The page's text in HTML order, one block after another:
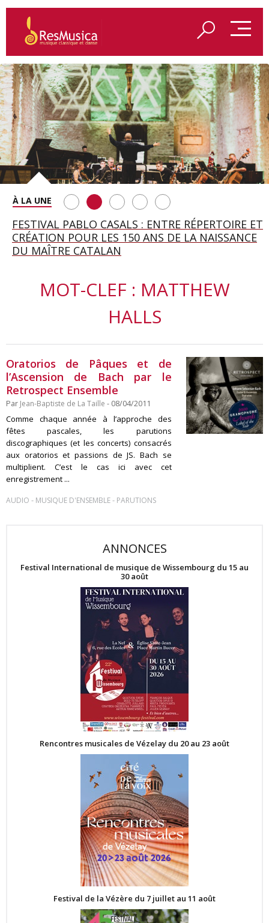
SAINT FRANÇOIS D’ASSISE À SALZBOURG, UNE
SOIRÉE IMMENSE PORTÉE PAR ROMEO
CASTELLUCCI ET MAXIME PASCAL
FESTIVAL PABLO CASALS : ENTRE RÉPERTOIRE ET
CRÉATION POUR LES 150 ANS DE LA NAISSANCE
DU MAÎTRE CATALAN
A BAYREUTH, LE 150E ANNIVERSAIRE DU RING
WAGNÉRIEN GÉNÉRÉ PAR L’IA
BETSY JOLAS FÊTE SON CENTIÈME
ANNIVERSAIRE
GEORGE BENJAMIN : « MES PARENTS AVAIENT
CETTE EXIGENCE DE L’OBJET CISELÉ »
MOT-CLEF : MATTHEW
HALLS
Oratorios de Pâques et de
l’Ascension de Bach par le
Retrospect Ensemble
Par Jean-Baptiste de La Taille - 08/04/2011
Comme chaque année à l’approche des
fêtes pascales, les parutions
discographiques (et les concerts) consacrés
aux oratorios et passions de JS. Bach se
multiplient. C’est le cas ici avec cet
enregistrement ...
AUDIO - MUSIQUE D'ENSEMBLE- PARUTIONS
ANNONCES
Festival International de musique de Wissembourg du 15 au
30 août
Rencontres musicales de Vézelay du 20 au 23 août
Festival de la Vézère du 7 juillet au 11 août